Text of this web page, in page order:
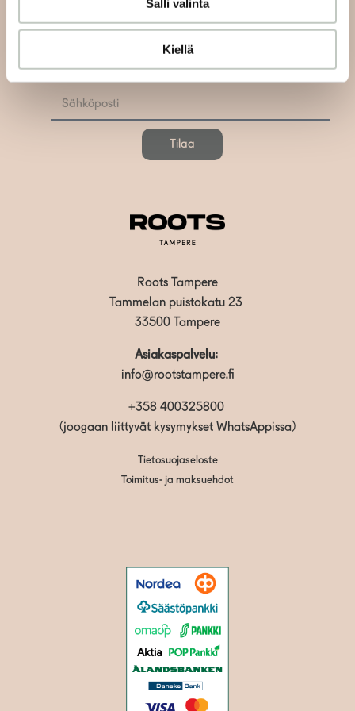
Salli valinta
Kiellä
Tilaa uutiskirjeemme ja saat tiedon uusista tapahtumista
ja Roots Journaleista ensimmäisten joukossa:
Tilaa
Roots Tampere
Tammelan puistokatu 23
33500 Tampere
Asiakaspalvelu:
info@rootstampere.fi
+358 400325800
(joogaan liittyvät kysymykset WhatsAppissa)
Tietosuojaseloste
Toimitus- ja maksuehdot